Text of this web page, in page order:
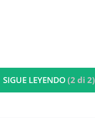
SIGUE LEYENDO(2 di 2)